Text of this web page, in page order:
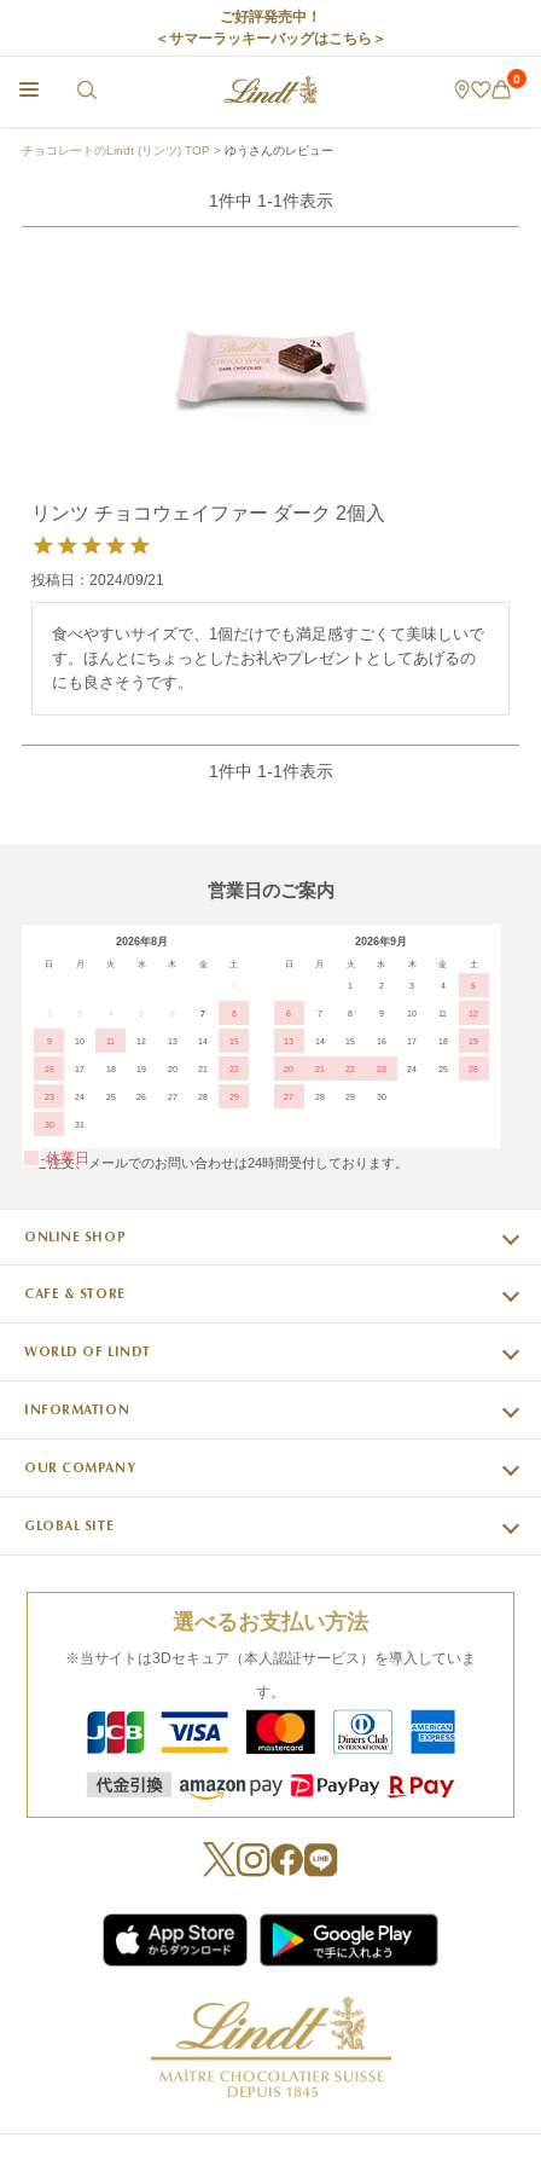
ご好評発売中！
＜サマーラッキーバッグはこちら＞
0
チョコレートのLindt (リンツ) TOP ゆうさんのレビュー
1件中 1-1件表示
リンツ チョコウェイファー ダーク 2個入
投稿日 2024/09/21
食べやすいサイズで、1個だけでも満足感すごくて美味しいで
す。ほんとにちょっとしたお礼やプレゼントとしてあげるの
にも良さそうです。
1件中 1-1件表示
営業日のご案内
2026年8月
日 月 火 水 木 金 土
2 3 5 6 7 8
9 10 11 12 13 14 15
16 17 18 19 20 21 22
23 24 25 26 27 28 29
30 31
2026年9月
日 月 火 水 木 金 土
1 2 3 4 5
6 7 8 9 10 11 12
13 14 15 16 17 18 19
20 21 22 23 24 25 26
27 28 29 30
休業日
※ご注文、メールでのお問い合わせは24時間受付しております。
ONLINE SHOP
CAFE & STORE
WORLD OF LINDT
INFORMATION
OUR COMPANY
GLOBAL SITE
選べるお支払い方法
※当サイトは3Dセキュア（本人認証サービス）を導入していま
す。